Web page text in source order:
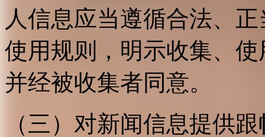
人信息应当遵循合法、
使用规则，明示收集、
并经被收集者同意。
（三）对新闻信息提供